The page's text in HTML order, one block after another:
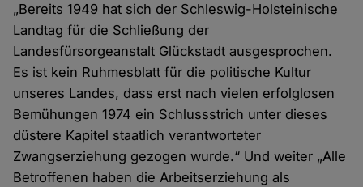
„Bereits 1949 hat sich der Schleswig-Holsteinische
Landtag für die Schließung der
Landesfürsorgeanstalt Glückstadt ausgesprochen.
Es ist kein Ruhmesblatt für die politische Kultur
unseres Landes, dass erst nach vielen erfolglosen
Bemühungen 1974 ein Schlussstrich unter dieses
düstere Kapitel staatlich verantworteter
Zwangserziehung gezogen wurde.“ Und weiter „Alle
Betroffenen haben die Arbeitserziehung als